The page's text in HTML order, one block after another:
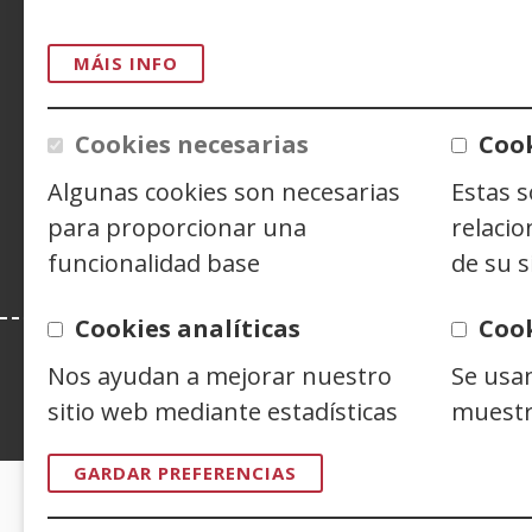
MÁIS INFO
Cookies necesarias
Algunas cookies son necesarias
para proporcionar una
funcionalidad base
Estas
de su
Cookies analíticas
Nos ayudan a mejorar nuestro
sitio web mediante estadísticas
Se
GARDAR PREFERENCIAS
AVISO LEGAL
CONTACTO
nunha nunha
vent�
nova)nova)
Esta web se ajusta a lo establecido en